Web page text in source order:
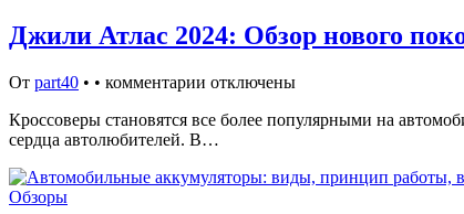
Джили Атлас 2024: Обзор нового
От part40 • • комментарии отключены
Кроссоверы становятся все более популярными на
сердца автолюбителей. В…
Обзоры